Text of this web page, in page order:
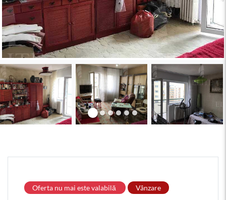
Oferta nu mai este valabilă Vânzare